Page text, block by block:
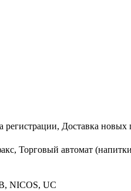
регистрации, Доставка
Торговый автомат
NICOS, UC